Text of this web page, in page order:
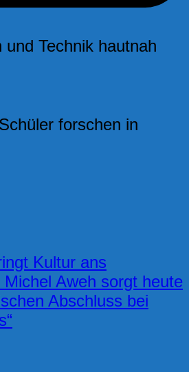
Technik hautnah
forschen in
Kultur ans
Aweh sorgt heute
Abschluss bei